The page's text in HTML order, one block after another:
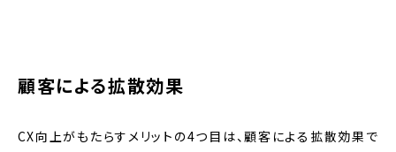
顧客による拡散効果
CX向上がもたらすメリットの4つ目は、顧客による拡散効果で